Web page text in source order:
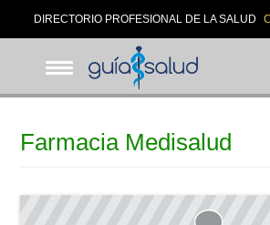
DIRECTORIO PROFESIONAL DE LA SALUD
Farmacia Medisalud